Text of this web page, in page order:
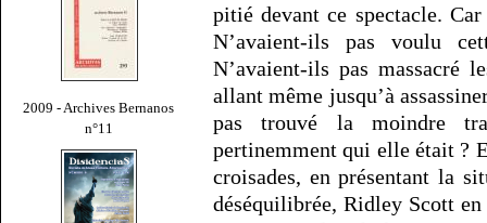
2009 - Archives Bernanos
n°11
pitié devant ce spectacle.
N’avaient-ils pas voulu
N’avaient-ils pas massacré
allant même jusqu’à
pas trouvé la moindre
pertinemment qui elle était ?
croisades, en présentant la
déséquilibrée, Ridley Scott